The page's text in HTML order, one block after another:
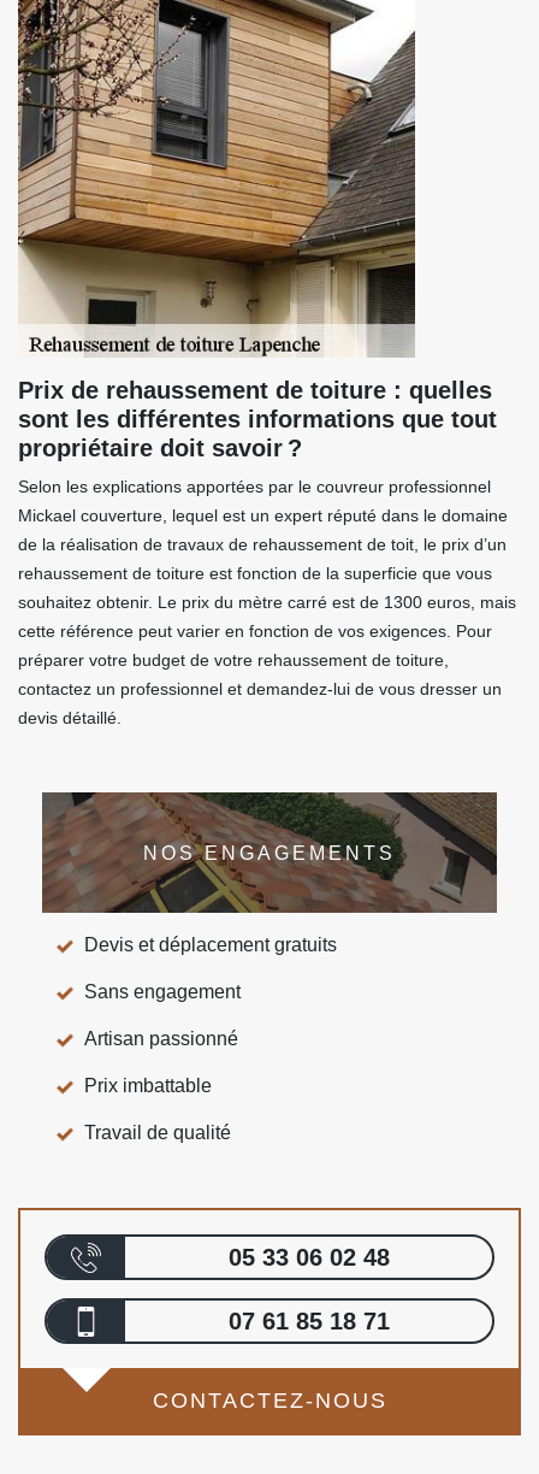
Prix de rehaussement de toiture : quelles
sont les différentes informations que tout
propriétaire doit savoir ?
Selon les explications apportées par le couvreur professionnel
Mickael couverture, lequel est un expert réputé dans le domaine
de la réalisation de travaux de rehaussement de toit, le prix d’un
rehaussement de toiture est fonction de la superficie que vous
souhaitez obtenir. Le prix du mètre carré est de 1300 euros, mais
cette référence peut varier en fonction de vos exigences. Pour
préparer votre budget de votre rehaussement de toiture,
contactez un professionnel et demandez-lui de vous dresser un
devis détaillé.
NOS ENGAGEMENTS
Devis et déplacement gratuits
Sans engagement
Artisan passionné
Prix imbattable
Travail de qualité
05 33 06 02 48
07 61 85 18 71
CONTACTEZ-NOUS